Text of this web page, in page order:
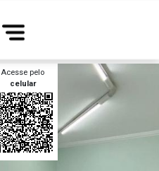
Acesse pelo
celular